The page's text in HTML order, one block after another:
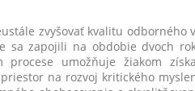
zvyšovať kvalitu odborného
sa zapojili na obdobie dvoch
procese umožňuje žiakom
na rozvoj kritického